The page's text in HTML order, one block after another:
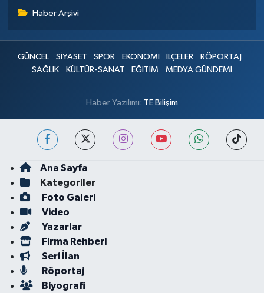
Haber Arşivi
GÜNCEL SİYASET SPOR EKONOMİ İLÇELER
RÖPORTAJ
SAĞLIK
KÜLTÜR-SANAT EĞİTİM MEDYA GÜNDEMİ
Haber Yazılımı: TE Bilişim
Ana Sayfa
Kategoriler
Foto Galeri
Video
Yazarlar
Firma Rehberi
Seri İlan
Röportaj
Biyografi